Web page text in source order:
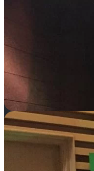
Giới thiệu
Quảng cáo tại rạp
chiếu
LCD của rạp